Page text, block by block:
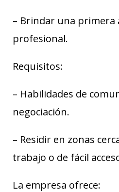
– Brindar una primera
profesional.
Requisitos:
– Habilidades de
negociación.
– Residir en zonas
trabajo o de fácil
La empresa ofrece: